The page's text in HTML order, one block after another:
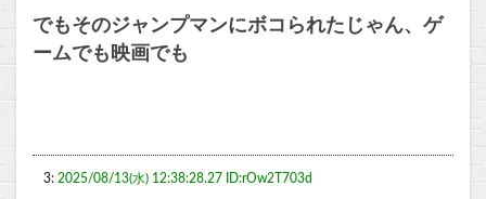
でもそのジャンプマンにボコられたじゃん、ゲ
ームでも映画でも
3: 2025/08/13(水) 12:38:28.27 ID:rOw2T703d